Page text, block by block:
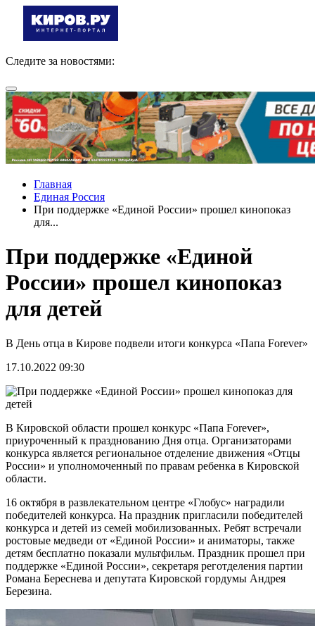
Следите за новостями:
Главная
Единая Россия
При поддержке «Единой России» прошел кинопоказ
для...
При поддержке «Единой
России» прошел кинопоказ
для детей
В День отца в Кирове подвели итоги конкурса «Папа Forever»
17.10.2022 09:30
В Кировской области прошел конкурс «Папа Forever»,
приуроченный к празднованию Дня отца. Организаторами
конкурса является региональное отделение движения «Отцы
России» и уполномоченный по правам ребенка в Кировской
области.
16 октября в развлекательном центре «Глобус» наградили
победителей конкурса. На праздник пригласили победителей
конкурса и детей из семей мобилизованных. Ребят встречали
ростовые медведи от «Единой России» и аниматоры, также
детям бесплатно показали мультфильм. Праздник прошел при
поддержке «Единой России», секретаря реготделения партии
Романа Береснева и депутата Кировской гордумы Андрея
Березина.